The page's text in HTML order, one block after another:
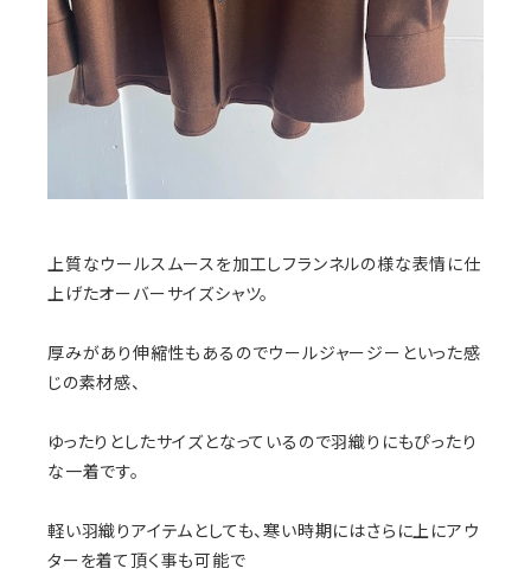
上質なウールスムースを加工しフランネルの様な表情に仕
上げたオーバーサイズシャツ。
厚みがあり伸縮性もあるのでウールジャージーといった感
じの素材感、
ゆったりとしたサイズとなっているので羽織りにもぴったり
な一着です。
軽い羽織りアイテムとしても、寒い時期にはさらに上にアウ
ターを着て頂く事も可能で